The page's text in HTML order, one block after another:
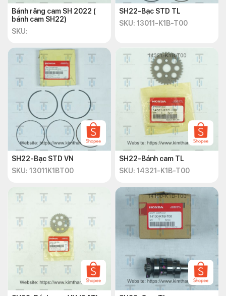
Bánh răng cam SH 2022 (
bánh cam SH22)
SKU:
SH22-Bạc STD TL
SKU: 13011-K1B-T00
SH22-Bạc STD VN
SKU: 13011K1BT00
SH22-Bánh cam TL
SKU: 14321-K1B-T00